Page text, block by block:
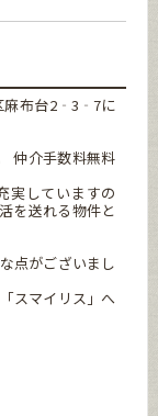
麻布台2‐3‐7に
仲介手数料無料
実していますの
を送れる物件と
点がございまし
スマイリス」へ